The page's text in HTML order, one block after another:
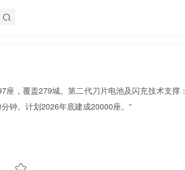
，覆盖279城。第二代刀片电池及闪充技术支撑：
钟。计划2026年底建成20000座。”